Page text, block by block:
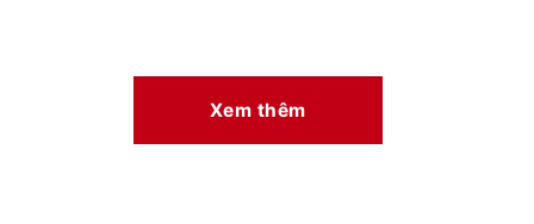
Xem thêm